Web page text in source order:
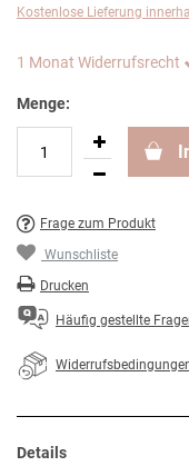
Kostenlose Lieferung
1 Monat Widerrufsrecht
Menge:
Frage zum Produkt
Wunschliste
Drucken
Häufig gestellte
Details